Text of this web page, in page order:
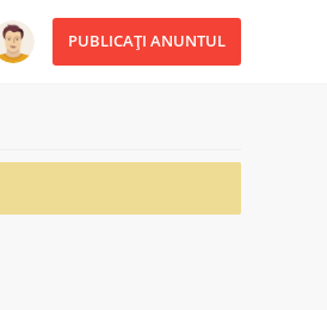
PUBLICAȚI ANUNTUL